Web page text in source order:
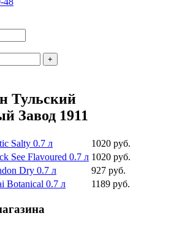
+
Тульский
Завод 1911
Salty 0.7 л
1020 руб.
See Flavoured 0.7 л 1020 руб.
Dry 0.7 л
927 руб.
Botanical 0.7 л 1189 руб.